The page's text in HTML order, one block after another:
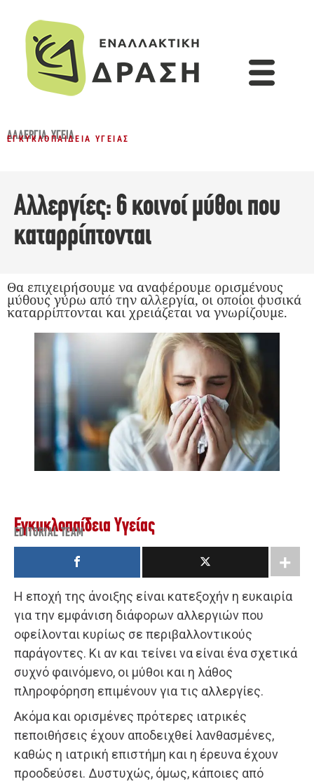
ΑΛΛΕΡΓΊΑ,ΥΓΕΊΑ
ΕΓΚΥΚΛΟΠΑΊΔΕΙΑ ΥΓΕΊΑΣ
Αλλεργίες: 6 κοινοί μύθοι που
καταρρίπτονται
Θα επιχειρήσουμε να αναφέρουμε ορισμένους
μύθους γύρω από την αλλεργία, οι οποίοι φυσικά
καταρρίπτονται και χρειάζεται να γνωρίζουμε.
Εγκυκλοπαίδεια Υγείας
EDITORIAL TEAM
Η εποχή της άνοιξης είναι κατεξοχήν η ευκαιρία
για την εμφάνιση διάφορων αλλεργιών που
οφείλονται κυρίως σε περιβαλλοντικούς
παράγοντες. Κι αν και τείνει να είναι ένα σχετικά
συχνό φαινόμενο, οι μύθοι και η λάθος
πληροφόρηση επιμένουν για τις αλλεργίες.
Ακόμα και ορισμένες πρότερες ιατρικές
πεποιθήσεις έχουν αποδειχθεί λανθασμένες,
καθώς η ιατρική επιστήμη και η έρευνα έχουν
προοδεύσει. Δυστυχώς, όμως, κάποιες από